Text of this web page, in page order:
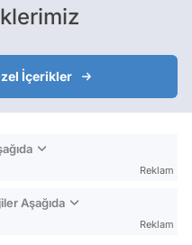
İçerikler
Reklam
Aşağıda
Reklam